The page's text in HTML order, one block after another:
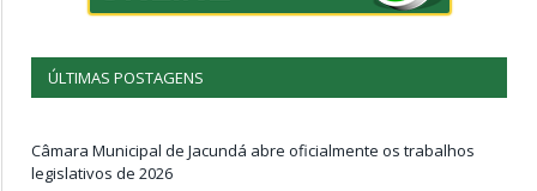
ÚLTIMAS POSTAGENS
Câmara Municipal de Jacundá abre oficialmente os trabalhos
legislativos de 2026